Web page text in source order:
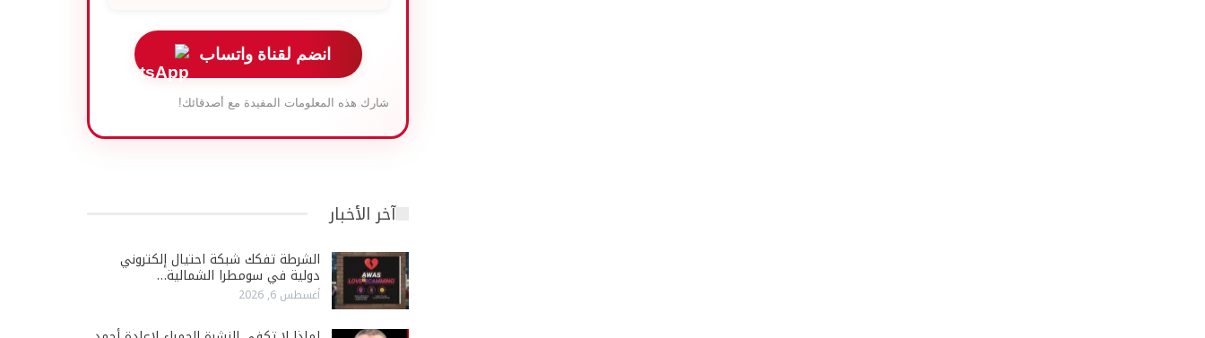
انضم لقناة واتساب
شارك هذه المعلومات المفيدة مع أصدقائك!
آخر الأخبار
الشرطة تفكك شبكة احتيال إلكتروني
دولية في سومطرا الشمالية…
أغسطس 6, 2026